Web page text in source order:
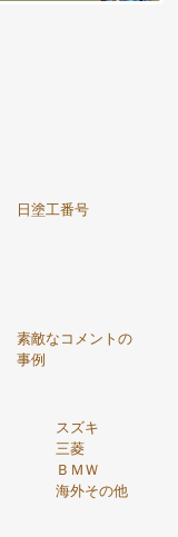
日塗工番号
素敵なコメントの
事例
スズキ
三菱
ＢＭＷ
海外その他